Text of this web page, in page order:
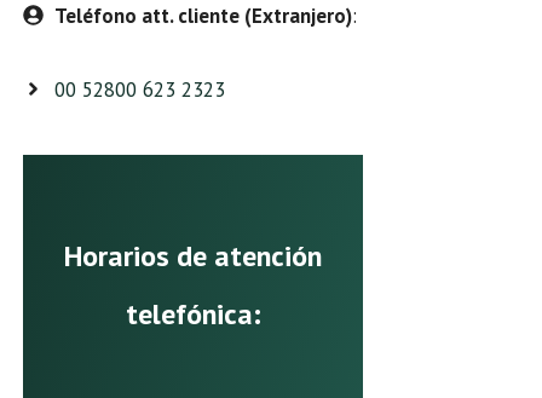
Teléfono att. cliente (Extranjero):
00 52800 623 2323
Horarios de atención
telefónica: